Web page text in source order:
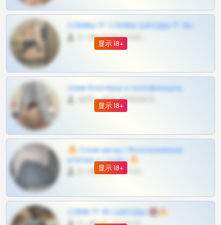
显示 18+
СЛИВЫ ТГ СЛИВЫ ШКОДЫ ТГ 18+
显示 18+
слив блогерш и онлифанщиц
4675 •
显示 18+
🔥 Слив шкод | Эксклюзивные
утечки и сливы 🔥
СЛИВ ТГ 18 | ШКОДЫ 🔞🔥